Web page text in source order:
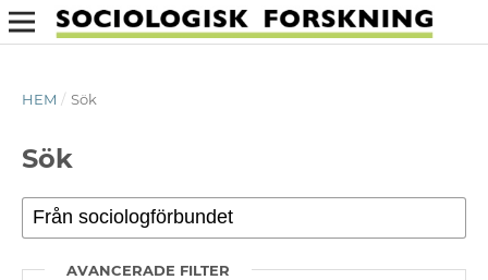
HEM / Sök
Sök
AVANCERADE FILTER